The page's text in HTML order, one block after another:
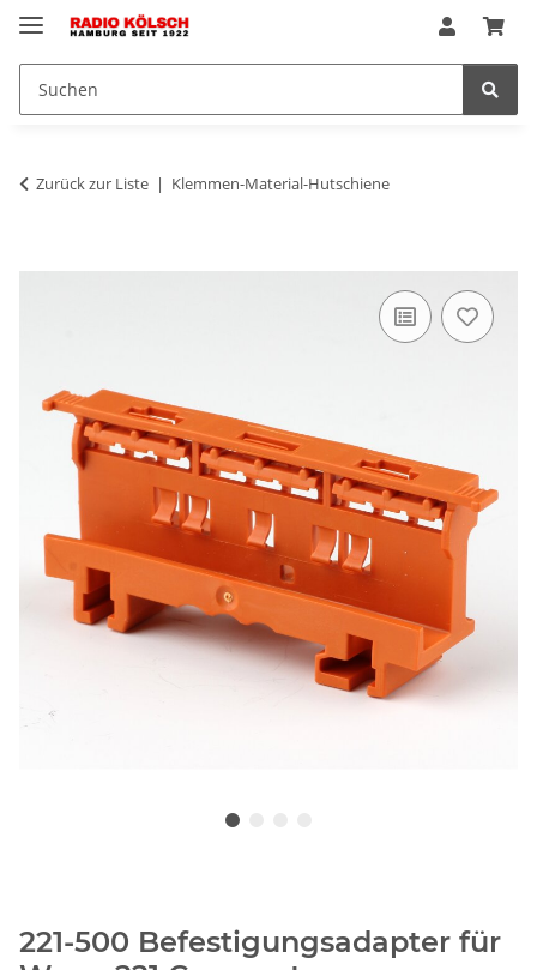
Zurück zur Liste Klemmen-Material-Hutschiene
221-500 Befestigungsadapter für